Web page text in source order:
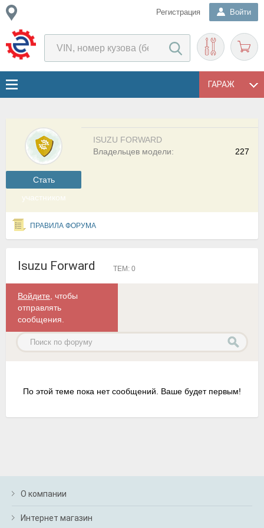
Регистрация Войти
ГАРАЖ
Cтать
участником
ISUZU FORWARD
227
Владельцев модели:
ПРАВИЛА ФОРУМА
Isuzu Forward ТЕМ: 0
Войдите , чтобы
отправлять
сообщения.
По этой теме пока нет сообщений. Ваше будет первым!
О компании
Интернет магазин